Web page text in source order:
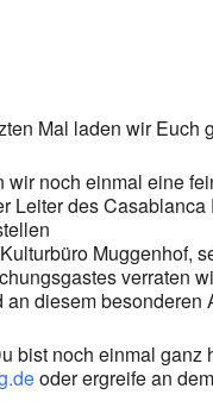
Mal laden wir
noch einmal eine
Leiter des
Muggenhof,
verraten
diesem
bist noch einmal
oder ergreife an